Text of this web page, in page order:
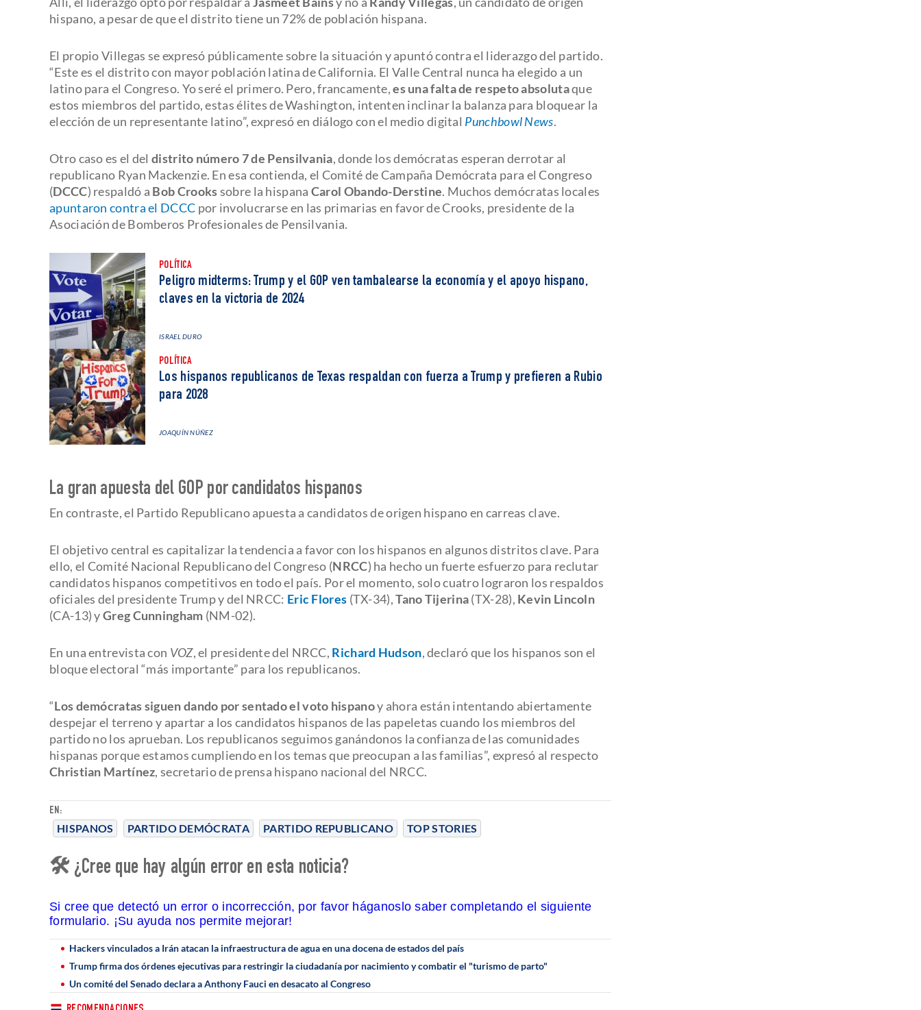
EN:
HISPANOS PARTIDO DEMÓCRATA PARTIDO REPUBLICANO TOP STORIES
hispano, a pesar de que el distrito tiene un 72% de población hispana.
El propio Villegas se expresó públicamente sobre la situación y apuntó contra el liderazgo del partido.
“Este es el distrito con mayor población latina de California. El Valle Central nunca ha elegido a un
latino para el Congreso. Yo seré el primero. Pero, francamente,es una falta de respeto absolutaque
estos miembros del partido, estas élites de Washington, intenten inclinar la balanza para bloquear la
elección de un representante latino”, expresó en diálogo con el medio digital Punchbowl News.
Otro caso es el del distrito número 7 de Pensilvania, donde los demócratas esperan derrotar al
republicano Ryan Mackenzie. En esa contienda, el Comité de Campaña Demócrata para el Congreso
(DCCC) respaldó a Bob Crookssobre la hispana Carol Obando-Derstine. Muchos demócratas locales
apuntaron contra el DCCC por involucrarse en las primarias en favor de Crooks, presidente de la
Asociación de Bomberos Profesionales de Pensilvania.
POLÍTICA
Peligro midterms: Trump y el GOP ven tambalearse la economía y el apoyo hispano,
claves en la victoria de 2024
ISRAEL DURO
POLÍTICA
Los hispanos republicanos de Texas respaldan con fuerza a Trump y prefieren a Rubio
para 2028
JOAQUÍN NÚÑEZ
La gran apuesta del GOP por candidatos hispanos
En contraste, el Partido Republicano apuesta a candidatos de origen hispano en carreas clave.
El objetivo central es capitalizar la tendencia a favor con los hispanos en algunos distritos clave. Para
ello, el Comité Nacional Republicano del Congreso (NRCC) ha hecho un fuerte esfuerzo para reclutar
candidatos hispanos competitivos en todo el país. Por el momento, solo cuatro lograron los respaldos
oficiales del presidente Trump y del NRCC: Eric Flores (TX-34),Tano Tijerina(TX-28), Kevin Lincoln
(CA-13) yGreg Cunningham (NM-02).
En una entrevista con VOZ, el presidente del NRCC, Richard Hudson, declaró que los hispanos son el
bloque electoral “más importante” para los republicanos.
“Los demócratas siguen dando por sentado el voto hispanoy ahora están intentando abiertamente
despejar el terreno y apartar a los candidatos hispanos de las papeletas cuando los miembros del
partido no los aprueban. Los republicanos seguimos ganándonos la confianza de las comunidades
hispanas porque estamos cumpliendo en los temas que preocupan a las familias”, expresó al respecto
Christian Martínez, secretario de prensa hispano nacional del NRCC.
🛠 ¿Cree que hay algún error en esta noticia?
Si cree que detectó un error o incorrección, por favor háganoslo saber completando el siguiente
formulario. ¡Su ayuda nos permite mejorar!
Hackers vinculados a Irán atacan la infraestructura de agua en una docena de estados del país
Trump firma dos órdenes ejecutivas para restringir la ciudadanía por nacimiento y combatir el "turismo de parto"
Un comité del Senado declara a Anthony Fauci en desacato al Congreso